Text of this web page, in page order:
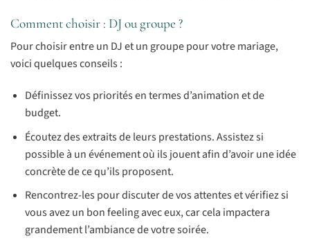
Comment choisir : DJ ou groupe ?
Pour choisir entre un DJ et un groupe pour votre mariage,
voici quelques conseils :
Définissez vos priorités en termes d’animation et de
budget.
Écoutez des extraits de leurs prestations. Assistez si
possible à un événement où ils jouent afin d’avoir une idée
concrète de ce qu’ils proposent.
Rencontrez-les pour discuter de vos attentes et vérifiez si
vous avez un bon feeling avec eux, car cela impactera
grandement l’ambiance de votre soirée.